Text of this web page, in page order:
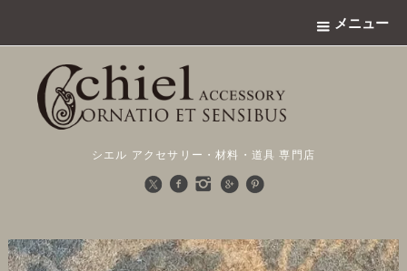
メニュー
シエル アクセサリー・材料・道具 専門店